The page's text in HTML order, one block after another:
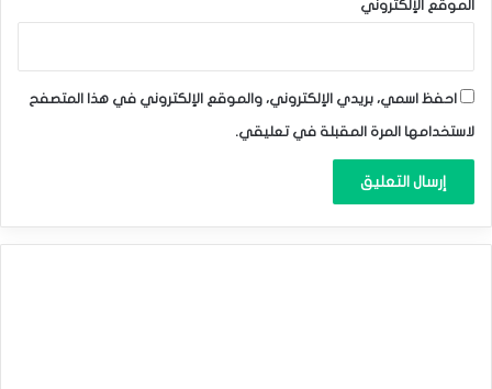
الدولار النيوزلندي الفرنك السويسري
الموقع الإلكتروني
احفظ اسمي، بريدي الإلكتروني، والموقع الإلكتروني في هذا المتصفح
لاستخدامها المرة المقبلة في تعليقي.